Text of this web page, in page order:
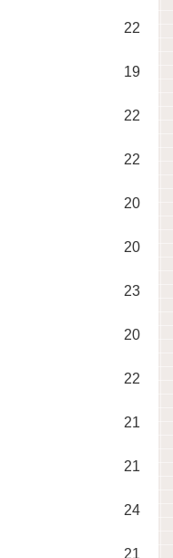
22
19
22
22
20
20
23
20
22
21
21
24
21